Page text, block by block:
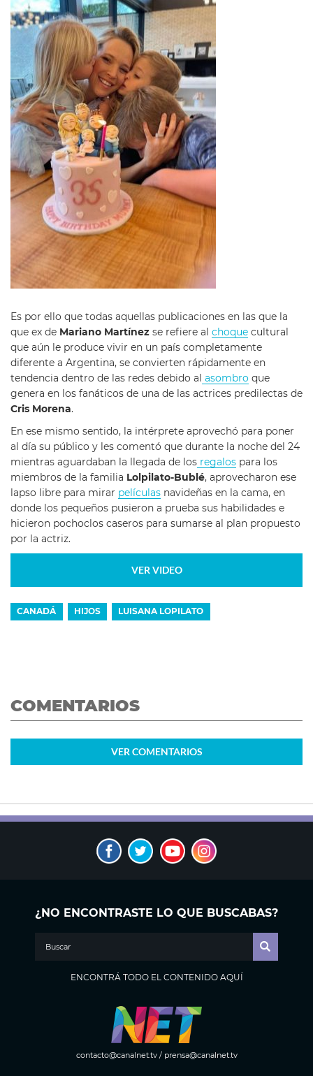
Es por ello que todas aquellas publicaciones en las que la
que ex de Mariano Martínez se refiere al choque cultural
que aún le produce vivir en un país completamente
diferente a Argentina, se convierten rápidamente en
tendencia dentro de las redes debido al asombro que
genera en los fanáticos de una de las actrices predilectas de
Cris Morena.
En ese mismo sentido, la intérprete aprovechó para poner
al día su público y les comentó que durante la noche del 24
mientras aguardaban la llegada de los regalos para los
miembros de la familia Lolpilato-Bublé, aprovecharon ese
lapso libre para mirar películas navideñas en la cama, en
donde los pequeños pusieron a prueba sus habilidades e
hicieron pochoclos caseros para sumarse al plan propuesto
por la actriz.
VER VIDEO
CANADÁ HIJOS LUISANA LOPILATO
COMENTARIOS
VER COMENTARIOS
¿NO ENCONTRASTE LO QUE BUSCABAS?
ENCONTRÁ TODO EL CONTENIDO AQUÍ
contacto@canalnet.tv/ prensa@canalnet.tv